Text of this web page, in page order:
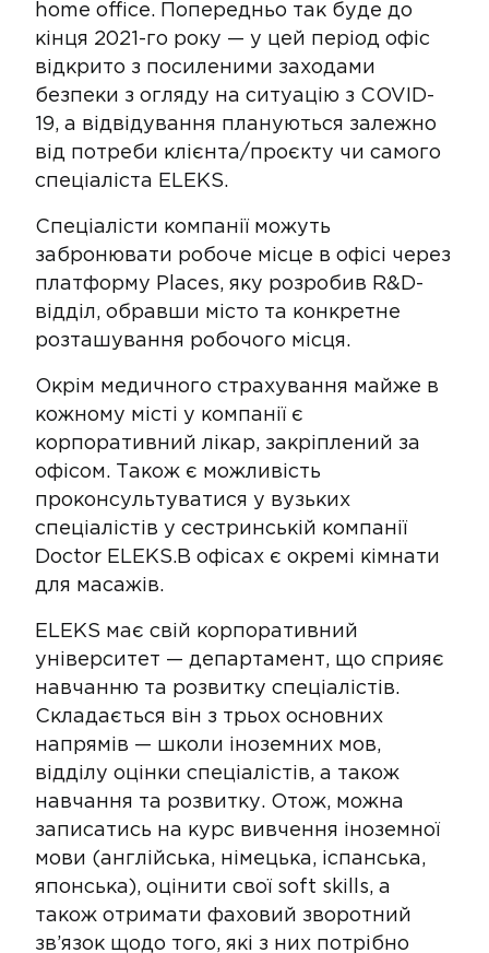
home office. Попередньо так буде до
кінця 2021-го року — у цей період офіс
відкрито з посиленими заходами
безпеки з огляду на ситуацію з COVID-
19, а відвідування плануються залежно
від потреби клієнта/проєкту чи самого
спеціаліста ELEKS.
Спеціалісти компанії можуть
забронювати робоче місце в офісі через
платформу Places, яку розробив R&D-
відділ, обравши місто та конкретне
розташування робочого місця.
Окрім медичного страхування майже в
кожному місті у компанії є
корпоративний лікар, закріплений за
офісом. Також є можливість
проконсультуватися у вузьких
спеціалістів у сестринській компанії
Doctor ELEKS.В офісах є окремі кімнати
для масажів.
ELEKS має свій корпоративний
університет — департамент, що сприяє
навчанню та розвитку спеціалістів.
Складається він з трьох основних
напрямів — школи іноземних мов,
відділу оцінки спеціалістів, а також
навчання та розвитку. Отож, можна
записатись на курс вивчення іноземної
мови (англійська, німецька, іспанська,
японська), оцінити свої soft skills, а
також отримати фаховий зворотний
зв’язок щодо того, які з них потрібно